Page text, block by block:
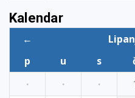
Kalendar
←
p
u s
·
· ·